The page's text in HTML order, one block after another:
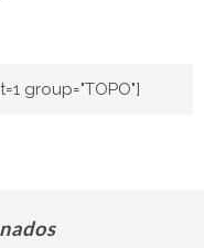
group="TOPO"]